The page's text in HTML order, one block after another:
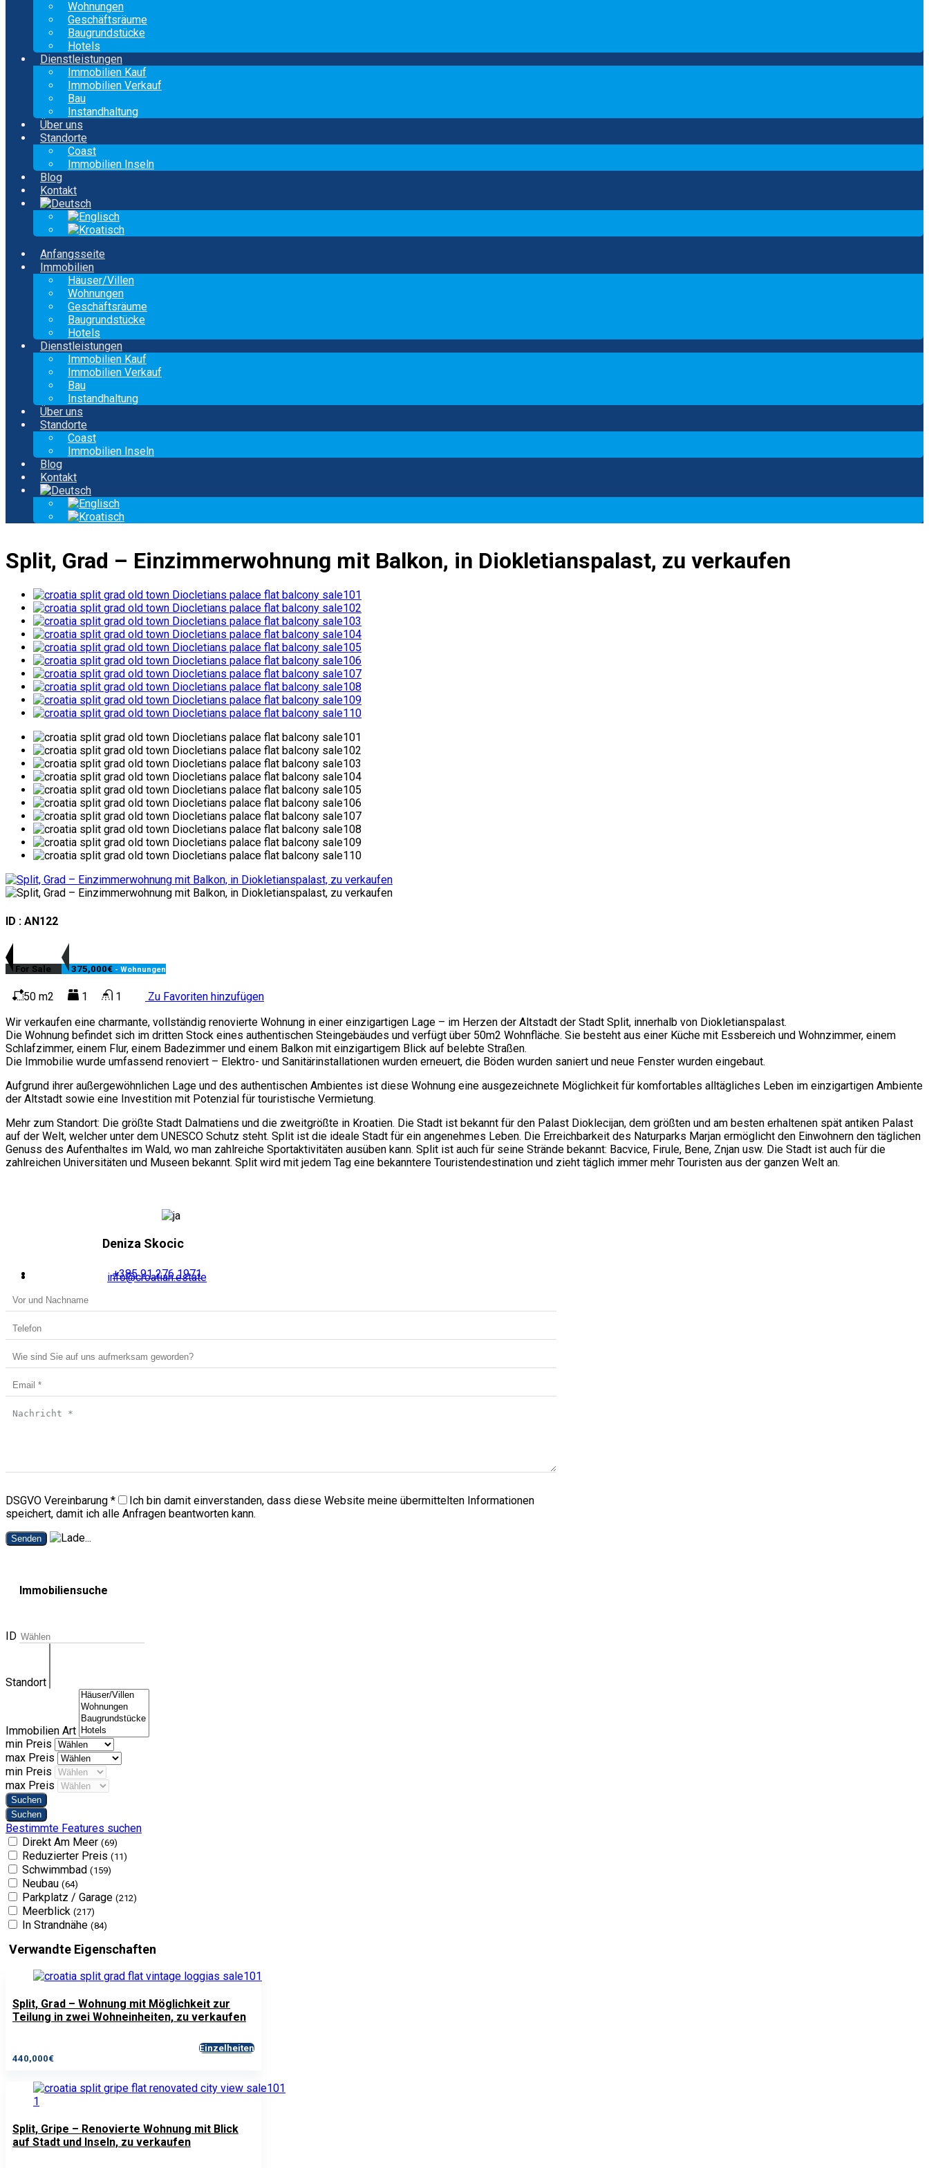
Wohnungen
Geschäftsräume
Baugrundstücke
Hotels
Dienstleistungen
Immobilien Kauf
Immobilien Verkauf
Bau
Instandhaltung
Über uns
Standorte
Coast
Immobilien Inseln
Blog
Kontakt
Anfangsseite
Immobilien
Häuser/Villen
Wohnungen
Geschäftsräume
Baugrundstücke
Hotels
Dienstleistungen
Immobilien Kauf
Immobilien Verkauf
Bau
Instandhaltung
Über uns
Standorte
Coast
Immobilien Inseln
Blog
Kontakt
Split, Grad – Einzimmerwohnung mit Balkon, in Diokletianspalast, zu verkaufen
ID : AN122
For Sale 375,000€ - Wohnungen
50 m2 1 1
Zu Favoriten hinzufügen
Wir verkaufen eine charmante, vollständig renovierte Wohnung in einer einzigartigen Lage – im Herzen der Altstadt der Stadt Split, innerhalb von Diokletianspalast.
Die Wohnung befindet sich im dritten Stock eines authentischen Steingebäudes und verfügt über 50m2 Wohnfläche. Sie besteht aus einer Küche mit Essbereich und Wohnzimmer, einem
Schlafzimmer, einem Flur, einem Badezimmer und einem Balkon mit einzigartigem Blick auf belebte Straßen.
Die Immobilie wurde umfassend renoviert – Elektro- und Sanitärinstallationen wurden erneuert, die Böden wurden saniert und neue Fenster wurden eingebaut.
Aufgrund ihrer außergewöhnlichen Lage und des authentischen Ambientes ist diese Wohnung eine ausgezeichnete Möglichkeit für komfortables alltägliches Leben im einzigartigen Ambiente
der Altstadt sowie eine Investition mit Potenzial für touristische Vermietung.
Mehr zum Standort: Die größte Stadt Dalmatiens und die zweitgrößte in Kroatien. Die Stadt ist bekannt für den Palast Dioklecijan, dem größten und am besten erhaltenen spät antiken Palast
auf der Welt, welcher unter dem UNESCO Schutz steht. Split ist die ideale Stadt für ein angenehmes Leben. Die Erreichbarkeit des Naturparks Marjan ermöglicht den Einwohnern den täglichen
Genuss des Aufenthaltes im Wald, wo man zahlreiche Sportaktivitäten ausüben kann. Split ist auch für seine Strände bekannt: Bacvice, Firule, Bene, Znjan usw. Die Stadt ist auch für die
zahlreichen Universitäten und Museen bekannt. Split wird mit jedem Tag eine bekanntere Touristendestination und zieht täglich immer mehr Touristen aus der ganzen Welt an.
Deniza Skocic
+385 91 276 1971
info@croatian.estate
DSGVO Vereinbarung *
Ich bin damit einverstanden, dass diese Website meine übermittelten Informationen
speichert, damit ich alle Anfragen beantworten kann.
Senden
Immobiliensuche
ID
Standort
Immobilien Art
min Preis
max Preis
min Preis
max Preis
Bestimmte Features suchen
Direkt Am Meer (69)
Reduzierter Preis (11)
Schwimmbad (159)
Neubau (64)
Parkplatz / Garage (212)
Meerblick (217)
In Strandnähe (84)
Verwandte Eigenschaften
Split, Grad – Wohnung mit Möglichkeit zur
Teilung in zwei Wohneinheiten, zu verkaufen
440,000€
Einzelheiten
Split, Gripe – Renovierte Wohnung mit Blick
auf Stadt und Inseln, zu verkaufen